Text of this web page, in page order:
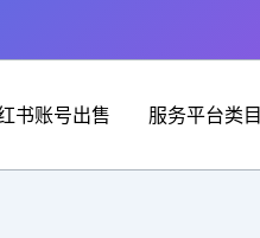
书账号出售 服务平台类目